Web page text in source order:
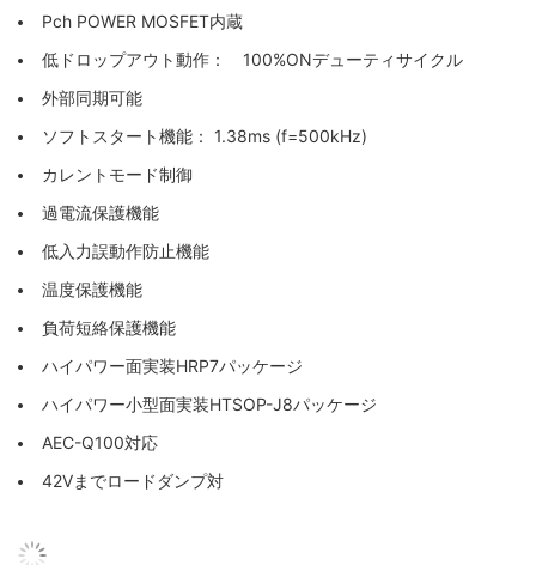
Pch POWER MOSFET内蔵
低ドロップアウト動作： 100%ONデューティサイクル
外部同期可能
ソフトスタート機能： 1.38ms (f=500kHz)
カレントモード制御
過電流保護機能
低入力誤動作防止機能
温度保護機能
負荷短絡保護機能
ハイパワー面実装HRP7パッケージ
ハイパワー小型面実装HTSOP-J8パッケージ
AEC-Q100対応
42Vまでロードダンプ対